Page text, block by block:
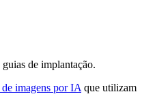
de implantação.
de imagens por IA que utilizam